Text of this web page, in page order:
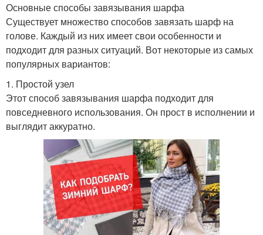
Основные способы завязывания шарфа
Существует множество способов завязать шарф на
голове. Каждый из них имеет свои особенности и
подходит для разных ситуаций. Вот некоторые из самых
популярных вариантов:
1. Простой узел
Этот способ завязывания шарфа подходит для
повседневного использования. Он прост в исполнении и
выглядит аккуратно.